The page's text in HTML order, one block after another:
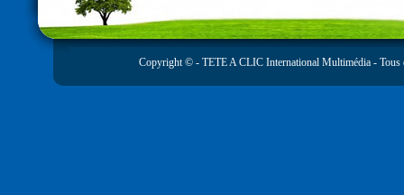
Copyright © - TETE A CLIC International Multimédia - Tous